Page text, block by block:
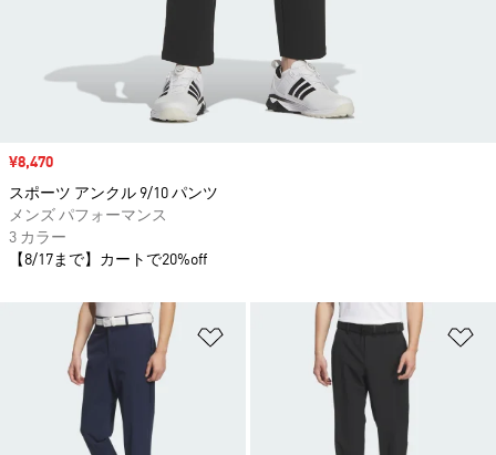
ほしいものリストに追加
セール価格
¥8,470
スポーツ アンクル 9/10 パンツ
メンズ パフォーマンス
3 カラー
【8/17まで】カートで20%off